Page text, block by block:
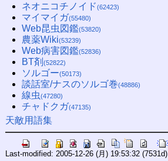
ネオニコチノイド(62423)
マイマイガ(55480)
Web昆虫図鑑(53820)
農薬Wiki(53239)
Web病害図鑑(52836)
BT剤 (52822)
ソルゴー(50173)
談話室/ナスのソルゴ巻(48886)
線虫(47280)
チャドクガ(47135)
天敵用語集
Last-modified: 2005-12-26 (月) 19:53:32(7531d)